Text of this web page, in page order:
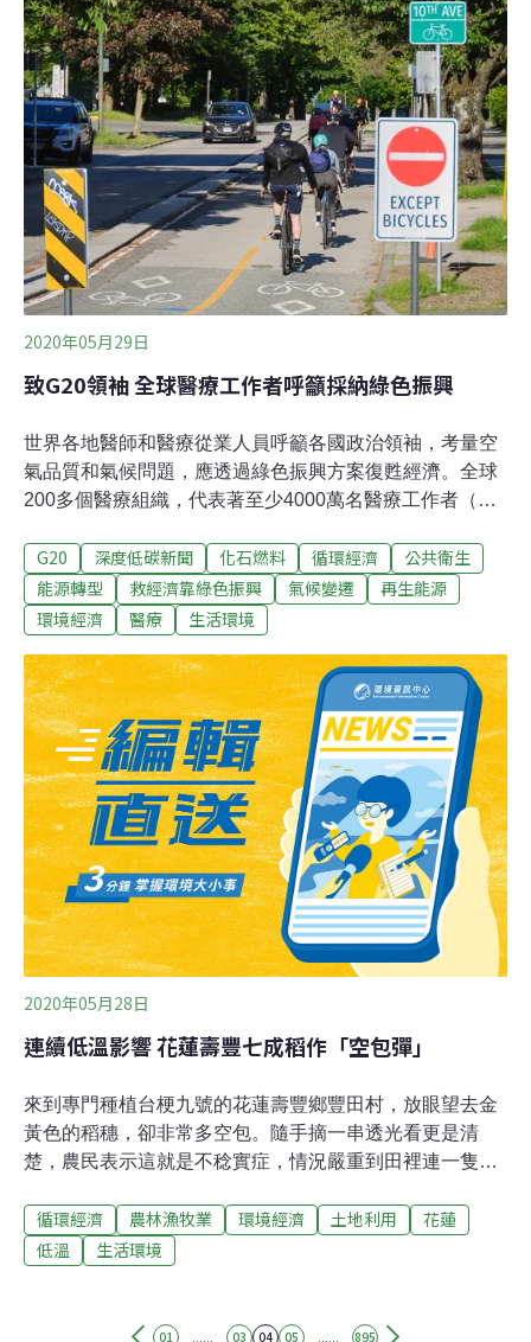
出，2018-19財政年度，牲口數量減少了7%。過去150年
來，羊隻、特別是羊毛，都是澳洲經濟的最大支柱。今天
公布的最新數字，並不涵蓋大片森林和農地發生毀滅性大
火的2019年底和2020年初。
2020年05月29日
致G20領袖 全球醫療工作者呼籲採納綠色振興
世界各地醫師和醫療從業人員呼籲各國政治領袖，考量空
氣品質和氣候問題，應透過綠色振興方案復甦經濟。全球
200多個醫療組織，代表著至少4000萬名醫療工作者（約
其首席醫學顧問的公開信，呼籲讓醫療首長和科學顧問直
接參與經濟振興方案的設計，確保方案納入公共衛生和環
境問題等考量。研究發現碳排雖因疫情減少 卻無助於解除
氣候危機他們強調，全球每年有700萬人因為空氣污染而
過早死亡，而且環境劣化將促使未來疾病的發生，必須加
強公共衛生系統。簽署者希望改革化石燃料補貼，將公共
資金轉向再生能源，改善空氣品質、減少溫室氣體排放，
未來30年內更能刺激近100億美元的經濟成長。在信中，
醫療從業人員指出空氣污染和脆弱的公共衛生系統與病毒
的影響息息相關，空氣污染「已經損害我們的身體健康，
加劇了疾病的影響力。」
G20 深度低碳新聞 化石燃料 循環經濟
公共衛生
能源轉型
救經濟靠綠色振興 氣候變遷
再生能源
環境經濟
醫療 生活環境
2020年05月28日
連續低溫影響 花蓮壽豐七成稻作「空包彈」
來到專門種植台梗九號的花蓮壽豐鄉豐田村，放眼望去金
黃色的稻穗，卻非常多空包。隨手摘一串透光看更是清
楚，農民表示這就是不稔實症，情況嚴重到田裡連一隻來
那時候氣候不穩定，它在孕穗的時候就已經冷到了，一出
穗就空的。」壽豐鄉公所則是表示，全鄉500多公頃的稻
會能依照天然災害辦法給予補助。花蓮縣政府農業處副處
循環經濟 農林漁牧業 環境經濟 土地利用
花蓮
低溫
生活環境
01 ...... 03 04 05 ...... 895